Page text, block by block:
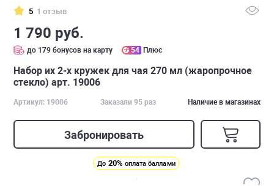
5 1 отзыв
1 790 руб.
до 179 бонусов на карту 54 Плюс
Набор их 2-х кружек для чая 270 мл (жаропрочное
стекло) арт. 19006
Артикул: 19006 Заказали 95 раз Наличие в магазинах
Забронировать
До 20% оплата баллами